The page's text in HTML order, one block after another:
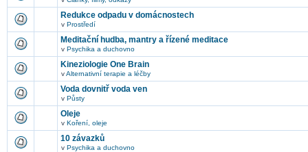
Redukce odpadu v domácnostech
v Prostředí
Meditační hudba, mantry a řízené meditace
v Psychika a duchovno
Kineziologie One Brain
vAlternativní terapie a léčby
Voda dovnitř voda ven
v Půsty
Oleje
v Koření, oleje
10 závazků
v Psychika a duchovno